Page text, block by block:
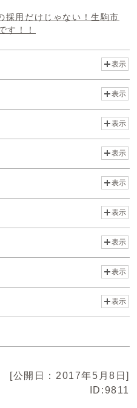
採用だけじゃない！生駒市
す！！
表示
表示
表示
表示
表示
表示
表示
表示
表示
[公開日：2017年5月8日]
ID:9811